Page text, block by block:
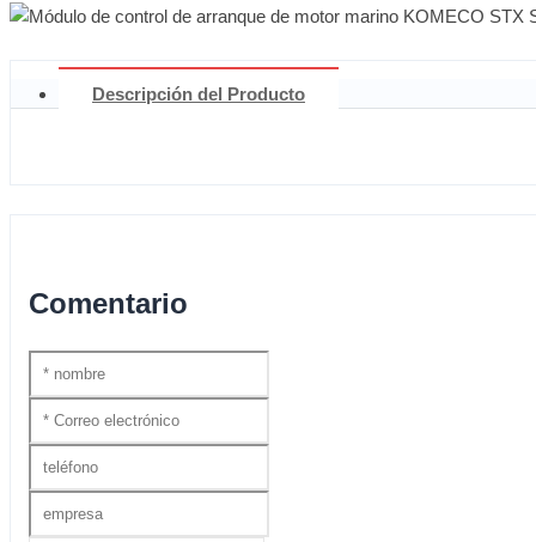
Descripción del Producto
Comentario